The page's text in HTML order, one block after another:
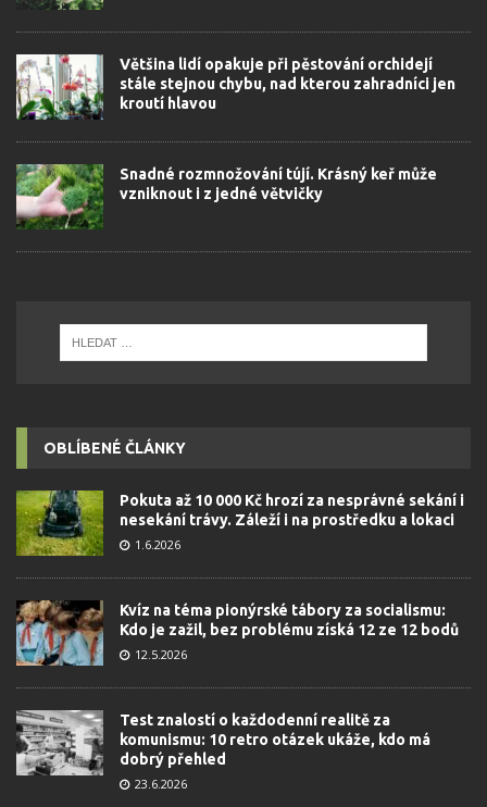
Většina lidí opakuje při pěstování orchidejí
stále stejnou chybu, nad kterou zahradníci jen
kroutí hlavou
Snadné rozmnožování tújí. Krásný keř může
vzniknout i z jedné větvičky
OBLÍBENÉ ČLÁNKY
Pokuta až 10 000 Kč hrozí za nesprávné sekání i
nesekání trávy. Záleží i na prostředku a lokaci
1.6.2026
Kvíz na téma pionýrské tábory za socialismu:
Kdo je zažil, bez problému získá 12 ze 12 bodů
12.5.2026
Test znalostí o každodenní realitě za
komunismu: 10 retro otázek ukáže, kdo má
dobrý přehled
23.6.2026